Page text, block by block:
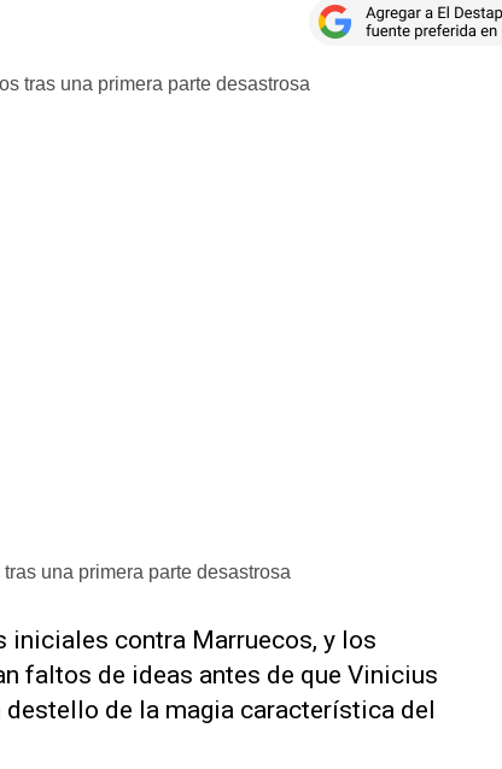
una primera parte desastrosa
contra Marruecos, y los
faltos de ideas antes de que Vinicius
de la magia ‌característica del